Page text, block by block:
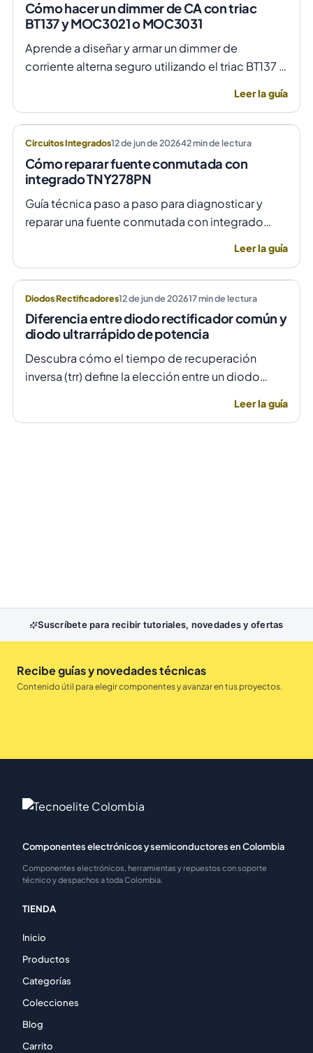
Cómo hacer un dimmer de CA con triac
BT137 y MOC3021 o MOC3031
Aprende a diseñar y armar un dimmer de
corriente alterna seguro utilizando el triac BT137 y
Leer la guía
Circuitos Integrados12 de jun de 202642min de lectura
Cómo reparar fuente conmutada con
integrado TNY278PN
Guía técnica paso a paso para diagnosticar y
reparar una fuente conmutada con integrado
Leer la guía
Diodos Rectificadores12 de jun de 202617min de lectura
Diferencia entre diodo rectificador común y
diodo ultrarrápido de potencia
Descubra cómo el tiempo de recuperación
inversa (trr) define la elección entre un diodo
Leer la guía
Suscríbete para recibir tutoriales, novedades y ofertas
Recibe guías y novedades técnicas
Contenido útil para elegir componentes y avanzar en tus proyectos.
Componentes electrónicos y semiconductores en Colombia
Componentes electrónicos, herramientas y repuestos con soporte
técnico y despachos a toda Colombia.
TIENDA
Inicio
Productos
Categorías
Colecciones
Blog
Carrito